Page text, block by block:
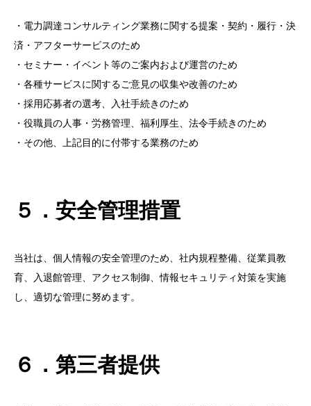
・電力調達コンサルティング業務に関する提案・契約・履行・決
済・アフターサービスのため
・セミナー・イベント等のご案内および運営のため
・各種サービスに関するご意見の収集や改善のため
・採用応募者の選考、入社手続きのため
・役職員の人事・労務管理、福利厚生、法令手続きのため
・その他、上記目的に付帯する業務のため
５．安全管理措置
当社は、個人情報の安全管理のため、社内規程整備、従業員教
育、入退館管理、アクセス制御、情報セキュリティ対策を実施
し、適切な管理に努めます。
６．第三者提供